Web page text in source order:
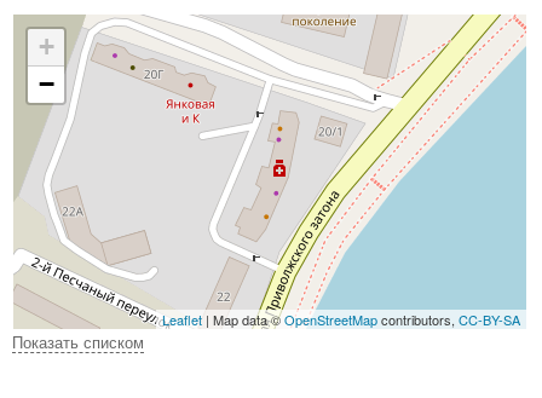
+
−
Leaflet| Map data ©OpenStreetMapcontributors, CC-BY-SA
Показать списком